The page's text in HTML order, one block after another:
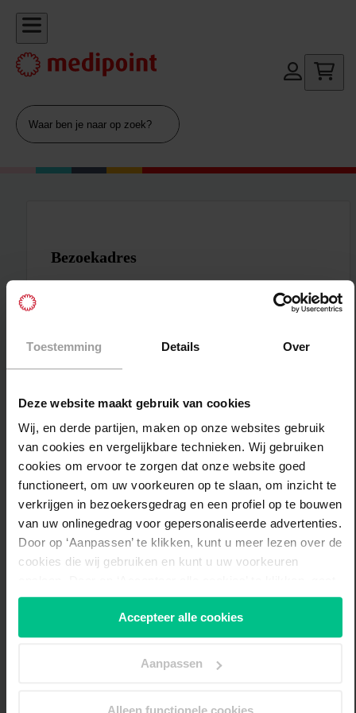
Toestemming Details Over
Deze website maakt gebruik van cookies
Wij, en derde partijen, maken op onze websites gebruik
van cookies en vergelijkbare technieken. Wij gebruiken
cookies om ervoor te zorgen dat onze website goed
functioneert, om uw voorkeuren op te slaan, om inzicht te
verkrijgen in bezoekersgedrag en een profiel op te bouwen
van uw onlinegedrag voor gepersonaliseerde advertenties.
Door op ‘Aanpassen’ te klikken, kunt u meer lezen over de
cookies die wij gebruiken en kunt u uw voorkeuren
u akkoord met het gebruik van alle cookies zoals
omschreven in onzecookieverklaring. U kunt uw
toestemming altijdwijzigen of intrekken.
Accepteer alle cookies
Aanpassen
Alleen functionele cookies
Bezoekadres
Toevoeging
Geboortedatum *
Zoeken